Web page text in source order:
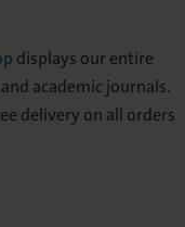
displays our entire
academic journals.
delivery on all orders